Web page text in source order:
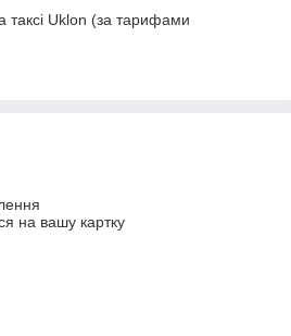
таксі Uklon (за тарифами
на вашу картку